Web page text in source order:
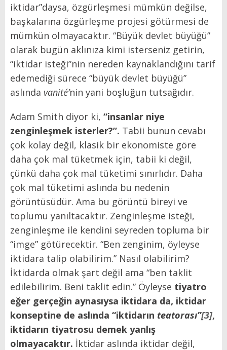
iktidar”daysa, özgürleşmesi mümkün değilse,
başkalarına özgürleşme projesi götürmesi de
mümkün olmayacaktır. “Büyük devlet büyüğü”
olarak bugün aklınıza kimi isterseniz getirin,
“iktidar isteği”nin nereden kaynaklandığını tarif
edemediği sürece “büyük devlet büyüğü”
aslında vanité’nin yani boşluğun tutsağıdır.
Adam Smith diyor ki, “insanlar niye
zenginleşmek isterler?”. Tabii bunun cevabı
çok kolay değil, klasik bir ekonomiste göre
daha çok mal tüketmek için, tabii ki değil,
çünkü daha çok mal tüketimi sınırlıdır. Daha
çok mal tüketimi aslında bu nedenin
görüntüsüdür. Ama bu görüntü bireyi ve
toplumu yanıltacaktır. Zenginleşme isteği,
zenginleşme ile kendini seyreden topluma bir
“imge” götürecektir. “Ben zenginim, öyleyse
iktidara talip olabilirim.” Nasıl olabilirim?
İktidarda olmak şart değil ama “ben taklit
edilebilirim. Beni taklit edin.” Öyleyse tiyatro
eğer gerçeğin aynasıysa iktidara da, iktidar
konseptine de aslında “iktidarın teatorası”[3],
iktidarın tiyatrosu demek yanlış
olmayacaktır. İktidar aslında iktidar değil,